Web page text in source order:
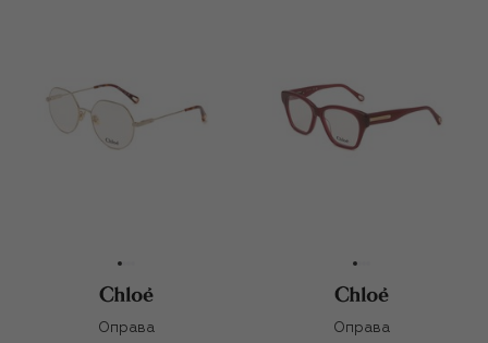
Оправа
Оправа